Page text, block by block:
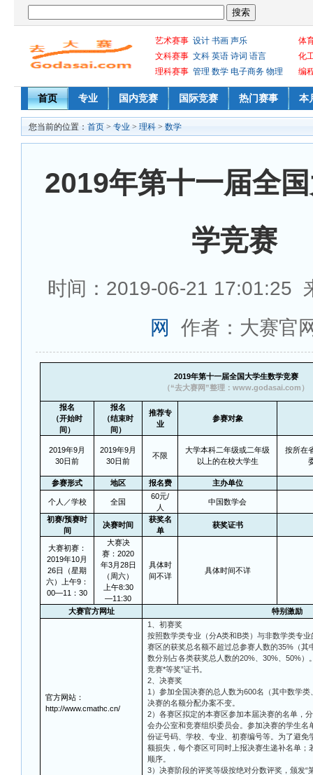
艺术赛事 设计 书画 声乐
文科赛事 文科 英语 诗词 语言
理科赛事 管理 数学 电子商务 物理
体
化
编
首页 专业 国内竞赛 国际竞赛 热门赛事 本
您当前的位置： 首页 > 专业 > 理科 > 数学
2019年第十一届全
学竞赛
时间：2019-06-21 17:01:25
网
作者：大赛官
2019年第十一届全国大学生数学竞赛
（“去大赛网”整理：www.godasai.com）
报名
（开始时
间）
报名
（结束时
间）
推荐专
业
参赛对象
2019年9月
30日前
2019年9月
30日前
不限
大学本科二年级或二年级
以上的在校大学生
按所在
参赛形式 地区 报名费 主办单位
个人／学校 全国
60元/
人
中国数学会
初赛/预赛时
间
决赛时间
获奖名
单
获奖证书
大赛初赛：
2019年10月
26日（星期
六）上午9：
00—11：30
大赛决
赛：2020
年3月28日
（周六）
上午8:30
—11:30
具体时
间不详
具体时间不详
大赛官方网址 特别激励
官方网站：
http://www.cmathc.cn/
1
、初赛奖
按照数学类专业（分A类和B类）与非数学类专
赛区的获奖总名额不超过总参赛人数的35%（其
数分别占各类获奖总人数的20%、30%、50%）
竞赛*等奖”证书。
2、决赛奖
1）参加全国决赛的总人数为600名（其中数学
决赛的名额分配办案不变。
2）各赛区拟定的本赛区参加本届决赛的名单，
会办公室和竞赛组织委员会。参加决赛的学生名
份证号码、学校、专业、初赛编号等。为了避免
额损失，每个赛区可同时上报决赛生递补名单；
顺序。
3）决赛阶段的评奖等级按绝对分数评奖，颁发“